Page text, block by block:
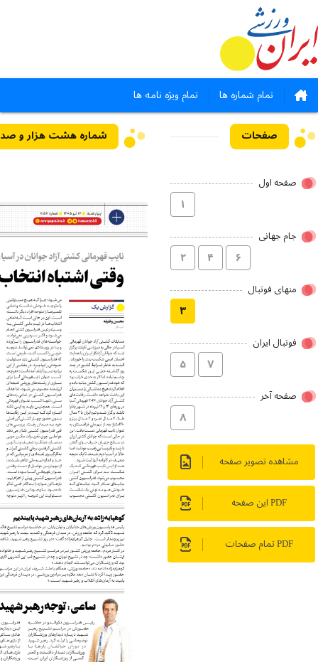
تمام شماره ها تمام ویژه نامه ها
صفحات
صفحه اول
۱
جام جهانی
۲ ۴ ۶
منهای فوتبال
۳
فوتبال ایران
۵ ۷
صفحه آخر
۸
مشاهده تصویر صفحه
PDF این صفحه
PDF تمام صفحات